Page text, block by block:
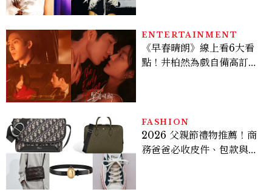
ENTERTAINMENT
《早春晴朗》線上看6大看
點！井柏然為戲自備高訂，
FASHION
2026 父親節禮物推薦！商
務爸爸必收皮件、包款與鞋